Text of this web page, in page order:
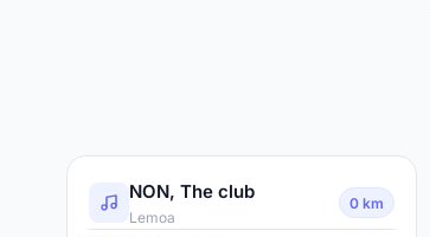
NON, The club
Lemoa
0 km